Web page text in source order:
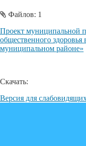
Файлов: 1
Проект муниципальной
общественного
муниципальном районе»
Скачать:
Версия для